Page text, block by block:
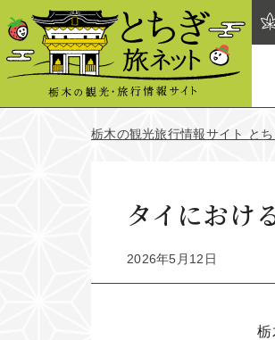
栃木の観光旅行情報サイト とち
タイにおけ
2026年5月12日
栃